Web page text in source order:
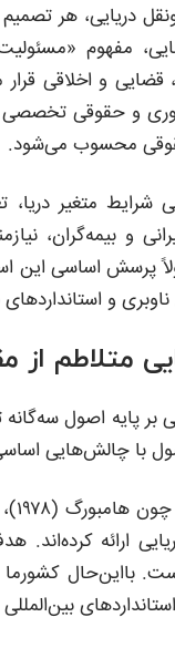
دریایی، هر
مفهوم
و اخلاقی
و حقوقی تخصصی
محسوب می‌شود.
شرایط متغیر
و بیمه‌گران،
پرسش اساسی این
و
متلاطم از
بر پایه اصول
با چالش‌هایی
ارائه
بااین‌حال